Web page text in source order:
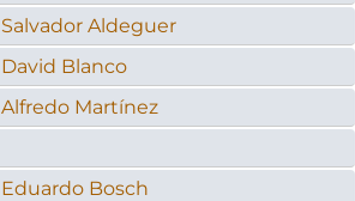
Salvador Aldeguer
David Blanco
Alfredo Martínez
Eduardo Bosch